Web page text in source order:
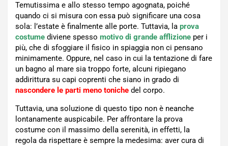
Temutissima e allo stesso tempo agognata, poiché
quando ci si misura con essa può significare una cosa
sola: l’estate è finalmente alle porte. Tuttavia, la prova
costume diviene spesso motivo di grande afflizione per i
più, che di sfoggiare il fisico in spiaggia non ci pensano
minimamente. Oppure, nel caso in cui la tentazione di fare
un bagno al mare sia troppo forte, alcuni ripiegano
addirittura su capi coprenti che siano in grado di
nascondere le parti meno toniche del corpo.
Tuttavia, una soluzione di questo tipo non è neanche
lontanamente auspicabile. Per affrontare la prova
costume con il massimo della serenità, in effetti, la
regola da rispettare è sempre la medesima: aver cura di